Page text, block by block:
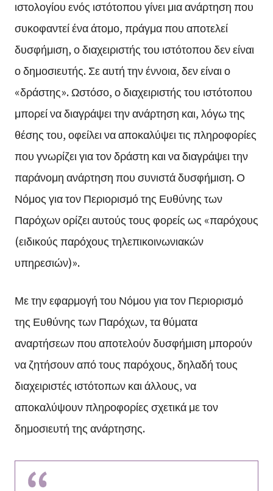
ιστολογίου ενός ιστότοπου γίνει μια ανάρτηση που
συκοφαντεί ένα άτομο, πράγμα που αποτελεί
δυσφήμιση, ο διαχειριστής του ιστότοπου δεν είναι
ο δημοσιευτής. Σε αυτή την έννοια, δεν είναι ο
«δράστης». Ωστόσο, ο διαχειριστής του ιστότοπου
μπορεί να διαγράψει την ανάρτηση και, λόγω της
θέσης του, οφείλει να αποκαλύψει τις πληροφορίες
που γνωρίζει για τον δράστη και να διαγράψει την
παράνομη ανάρτηση που συνιστά δυσφήμιση. Ο
Νόμος για τον Περιορισμό της Ευθύνης των
Παρόχων ορίζει αυτούς τους φορείς ως «παρόχους
(ειδικούς παρόχους τηλεπικοινωνιακών
υπηρεσιών)».
Με την εφαρμογή του Νόμου για τον Περιορισμό
της Ευθύνης των Παρόχων, τα θύματα
αναρτήσεων που αποτελούν δυσφήμιση μπορούν
να ζητήσουν από τους παρόχους, δηλαδή τους
διαχειριστές ιστότοπων και άλλους, να
αποκαλύψουν πληροφορίες σχετικά με τον
δημοσιευτή της ανάρτησης.